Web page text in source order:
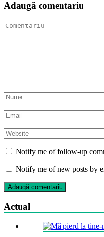
Adaugă comentariu
Notify me of follow-up
Notify me of new posts by
Actual